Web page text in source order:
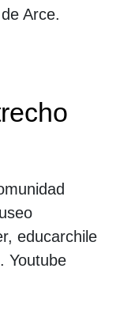
Arce.
educarchile
Youtube